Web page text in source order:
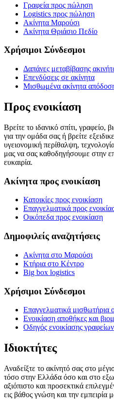
Γραφεία προς πώληση
Logistics προς πώληση
Ακίνητα Μαρούσι
Ακίνητα Θριάσιο Πεδίο
Χρήσιμοι Σύνδεσμοι
Δαπάνες μεταβίβασης
Επενδύσεις σε ακίνητα
Μισθωμένα ακίνητα
Προς ενοικίαση
Βρείτε το ιδανικό σπίτι, γραφείο,
για την ομάδα σας ή βρείτε
υγειονομική περίθαλψη,
μας να σας καθοδηγήσουμε στην
ευκαιρία.
Ακίνητα προς ενοικίαση
Κατοικίες προς ενοικίαση
Επαγγελματικά προς
Οικόπεδα προς ενοικίαση
Δημοφιλείς αναζητήσεις
Ακίνητα στο Μαρούσι
Κτήρια στο Κέντρο
Big box logistics
Χρήσιμοι Σύνδεσμοι
Επαγγελματικά μισθωτήρια
Ενοικίαση αποθήκες και
Οδηγός ενοικίασης γραφείων
Ιδιοκτήτες
Αναδείξτε το ακίνητό σας στο
τόσο στην Ελλάδα όσο και στο
αξιόπιστο και προσεκτικά
εις βάθος γνώση και την εμπειρία